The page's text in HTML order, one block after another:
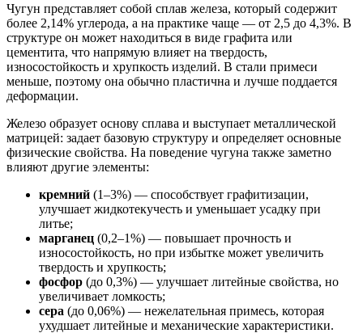
Чугун представляет собой сплав железа, который содержит
более 2,14% углерода, а на практике чаще — от 2,5 до 4,3%. В
структуре он может находиться в виде графита или
цементита, что напрямую влияет на твердость,
износостойкость и хрупкость изделий. В стали примеси
меньше, поэтому она обычно пластична и лучше поддается
деформации.
Железо образует основу сплава и выступает металлической
матрицей: задает базовую структуру и определяет основные
физические свойства. На поведение чугуна также заметно
влияют другие элементы:
кремний (1–3%) — способствует графитизации,
улучшает жидкотекучесть и уменьшает усадку при
литье;
марганец (0,2–1%) — повышает прочность и
износостойкость, но при избытке может увеличить
твердость и хрупкость;
фосфор (до 0,3%) — улучшает литейные свойства, но
увеличивает ломкость;
сера (до 0,06%) — нежелательная примесь, которая
ухудшает литейные и механические характеристики.